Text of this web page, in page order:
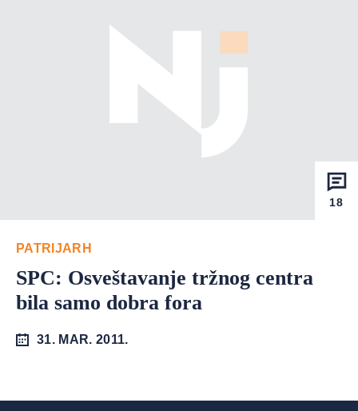
18
PATRIJARH
SPC: Osveštavanje tržnog centra
bila samo dobra fora
31. MAR. 2011.